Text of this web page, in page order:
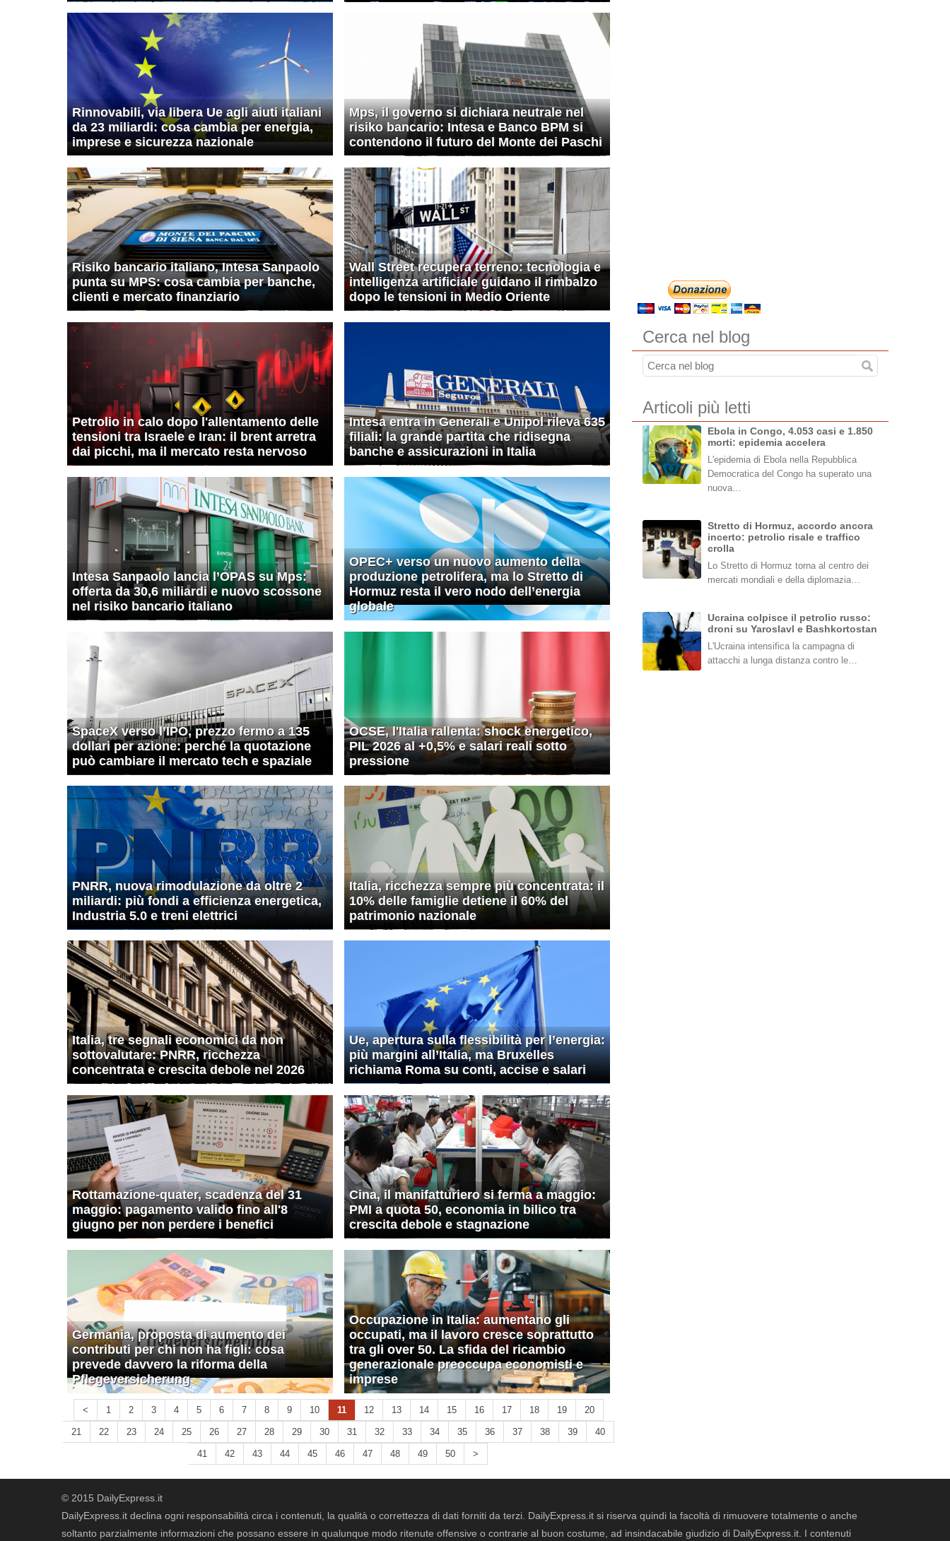
Rinnovabili, via libera Ue agli aiuti italiani
da 23 miliardi: cosa cambia per energia,
imprese e sicurezza nazionale
Mps, il governo si dichiara neutrale nel
risiko bancario: Intesa e Banco BPM si
contendono il futuro del Monte dei Paschi
Risiko bancario italiano, Intesa Sanpaolo
punta su MPS: cosa cambia per banche,
clienti e mercato finanziario
Wall Street recupera terreno: tecnologia e
intelligenza artificiale guidano il rimbalzo
dopo le tensioni in Medio Oriente
Petrolio in calo dopo l'allentamento delle
tensioni tra Israele e Iran: il brent arretra
dai picchi, ma il mercato resta nervoso
Intesa entra in Generali e Unipol rileva 635
filiali: la grande partita che ridisegna
banche e assicurazioni in Italia
Intesa Sanpaolo lancia l’OPAS su Mps:
offerta da 30,6 miliardi e nuovo scossone
nel risiko bancario italiano
OPEC+ verso un nuovo aumento della
produzione petrolifera, ma lo Stretto di
Hormuz resta il vero nodo dell’energia
globale
SpaceX verso l’IPO, prezzo fermo a 135
dollari per azione: perché la quotazione
può cambiare il mercato tech e spaziale
OCSE, l'Italia rallenta: shock energetico,
PIL 2026 al +0,5% e salari reali sotto
pressione
PNRR, nuova rimodulazione da oltre 2
miliardi: più fondi a efficienza energetica,
Industria 5.0 e treni elettrici
Italia, ricchezza sempre più concentrata: il
10% delle famiglie detiene il 60% del
patrimonio nazionale
Italia, tre segnali economici da non
sottovalutare: PNRR, ricchezza
concentrata e crescita debole nel 2026
Ue, apertura sulla flessibilità per l’energia:
più margini all’Italia, ma Bruxelles
richiama Roma su conti, accise e salari
Rottamazione-quater, scadenza del 31
maggio: pagamento valido fino all'8
giugno per non perdere i benefici
Cina, il manifatturiero si ferma a maggio:
PMI a quota 50, economia in bilico tra
crescita debole e stagnazione
Germania, proposta di aumento dei
contributi per chi non ha figli: cosa
prevede davvero la riforma della
Pflegeversicherung
Occupazione in Italia: aumentano gli
occupati, ma il lavoro cresce soprattutto
tra gli over 50. La sfida del ricambio
generazionale preoccupa economisti e
imprese
< 1 2 3 4 5 6 7 8 9 10 11 12 13 14 15 16 17 18 19 20
21 22 23 24 25 26 27 28 29 30 31 32 33 34 35 36 37 38 39 40
41 42 43 44 45 46 47 48 49 50 >
Cerca nel blog
Articoli più letti
Ebola in Congo, 4.053 casi e 1.850
morti: epidemia accelera
L'epidemia di Ebola nella Repubblica
Democratica del Congo ha superato una
nuova…
Stretto di Hormuz, accordo ancora
incerto: petrolio risale e traffico
crolla
Lo Stretto di Hormuz torna al centro dei
mercati mondiali e della diplomazia…
Ucraina colpisce il petrolio russo:
droni su Yaroslavl e Bashkortostan
L'Ucraina intensifica la campagna di
attacchi a lunga distanza contro le…
© 2015 DailyExpress.it
DailyExpress.it declina ogni responsabilità circa i contenuti, la qualità o correttezza di dati forniti da terzi. DailyExpress.it si riserva quindi la facoltà di rimuovere totalmente o anche
soltanto parzialmente informazioni che possano essere in qualunque modo ritenute offensive o contrarie al buon costume, ad insindacabile giudizio di DailyExpress.it. I contenuti